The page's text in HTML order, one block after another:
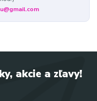
akcie a zľavy!